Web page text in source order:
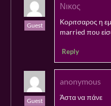
Guest
Νικος
Κοριτσαρος η
married που
Reply
Guest
anonymous
Άστα να πάνε